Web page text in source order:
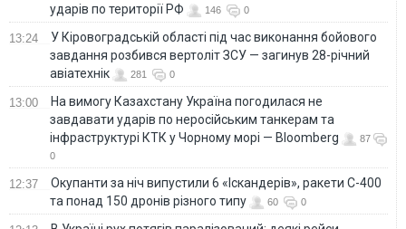
ударів по території РФ
146 0
13:24
У Кіровоградській області під час виконання бойового
завдання розбився вертоліт ЗСУ — загинув 28-річний
авіатехнік
281 0
13:00
На вимогу Казахстану Україна погодилася не
завдавати ударів по неросійським танкерам та
інфраструктурі КТК у Чорному морі — Bloomberg
87
0
12:37
Окупанти за ніч випустили 6 «Іскандерів», ракети С-400
та понад 150 дронів різного типу
60 0